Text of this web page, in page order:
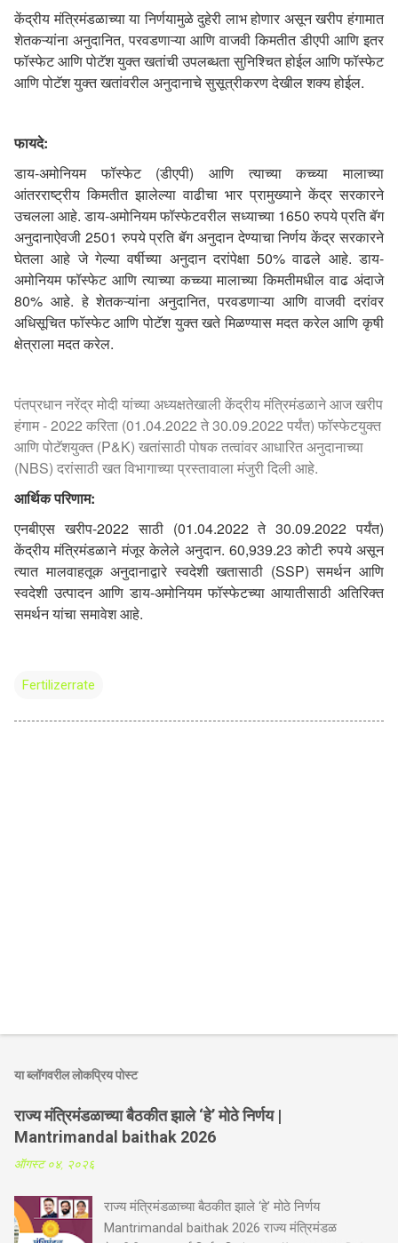
केंद्रीय मंत्रिमंडळाच्या या निर्णयामुळे दुहेरी लाभ होणार असून खरीप हंगामात
शेतकऱ्यांना अनुदानित,परवडणाऱ्या आणि वाजवी किमतीत डीएपी आणि इतर
फॉस्फेट आणि पोटॅश युक्त खतांची उपलब्धता सुनिश्चित होईल आणि फॉस्फेट
आणि पोटॅश युक्त खतांवरील अनुदानाचे सुसूत्रीकरण देखील शक्य होईल.
फायदे:
डाय-अमोनियम फॉस्फेट (डीएपी) आणि त्याच्या कच्च्या मालाच्या
आंतरराष्ट्रीय किमतीत झालेल्या वाढीचा भार प्रामुख्याने केंद्र सरकारने
उचलला आहे. डाय-अमोनियम फॉस्फेटवरील सध्याच्या 1650 रुपये प्रति बॅग
अनुदानाऐवजी 2501 रुपये प्रति बॅग अनुदान देण्याचा निर्णय केंद्र सरकारने
घेतला आहे जे गेल्या वर्षीच्या अनुदान दरांपेक्षा 50% वाढले आहे. डाय-
अमोनियम फॉस्फेट आणि त्याच्या कच्च्या मालाच्या किमतीमधील वाढ अंदाजे
80% आहे. हे शेतकऱ्यांना अनुदानित, परवडणाऱ्या आणि वाजवी दरांवर
अधिसूचित फॉस्फेट आणि पोटॅश युक्त खते मिळण्यास मदत करेल आणि कृषी
क्षेत्राला मदत करेल.
पंतप्रधान नरेंद्र मोदी यांच्या अध्यक्षतेखाली केंद्रीय मंत्रिमंडळाने आज खरीप
हंगाम - 2022 करिता (01.04.2022 ते 30.09.2022 पर्यंत) फॉस्फेटयुक्त
आणि पोटॅशयुक्त (P&K) खतांसाठी पोषक तत्वांवर आधारित अनुदानाच्या
(NBS) दरांसाठी खत विभागाच्या प्रस्तावाला मंजुरी दिली आहे.
आर्थिक परिणाम:
एनबीएस खरीप-2022 साठी (01.04.2022 ते 30.09.2022 पर्यंत)
केंद्रीय मंत्रिमंडळाने मंजूर केलेले अनुदान. 60,939.23 कोटी रुपये असून
त्यात मालवाहतूक अनुदानाद्वारे स्वदेशी खतासाठी (SSP) समर्थन आणि
स्वदेशी उत्पादन आणि डाय-अमोनियम फॉस्फेटच्या आयातीसाठी अतिरिक्त
समर्थन यांचा समावेश आहे.
Fertilizerrate
या ब्लॉगवरील लोकप्रिय पोस्ट
राज्य मंत्रिमंडळाच्या बैठकीत झाले ‘हे’ मोठे निर्णय |
Mantrimandal baithak 2026
ऑगस्ट ०४, २०२६
राज्य मंत्रिमंडळाच्या बैठकीत झाले ‘हे’ मोठे निर्णय
Mantrimandal baithak 2026 राज्य मंत्रिमंडळ